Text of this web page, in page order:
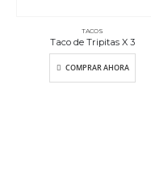
TACOS
Taco de Tripitas X 3
COMPRAR AHORA